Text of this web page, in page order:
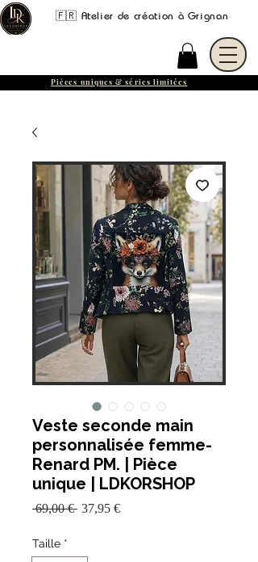
🇫🇷 Atelier de création à Grignan
Pièces uniques & séries limitées
Veste seconde main
personnalisée femme-
Renard PM. | Pièce
unique | LDKORSHOP
69,00 € Prix
37,95 €Prix
Taille *